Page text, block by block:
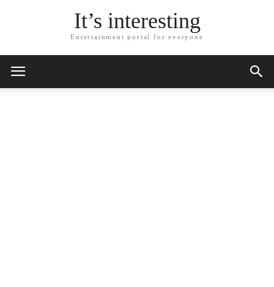
It’s interesting
Entertainment portal for everyone